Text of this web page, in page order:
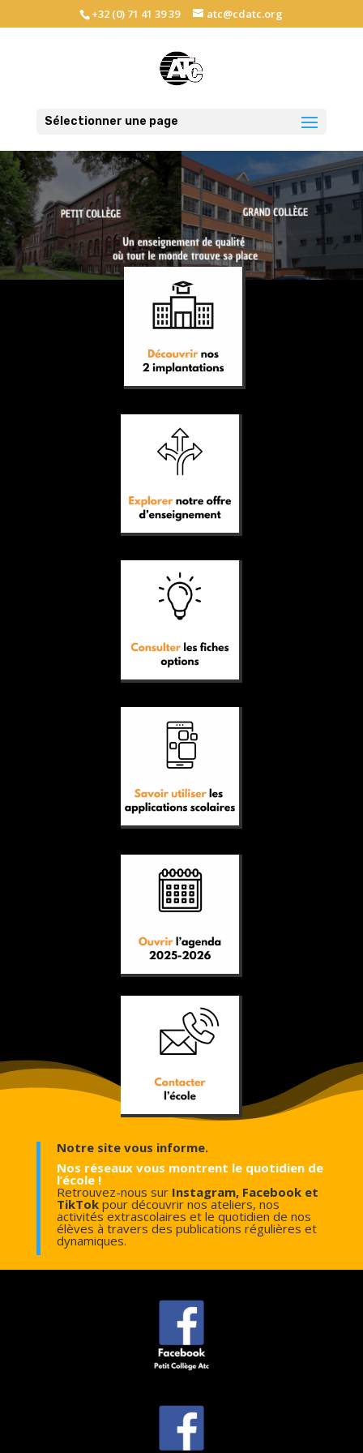
+32 (0) 71 41 39 39 atc@cdatc.org
Sélectionner une page
Notre site vous informe.
Nos réseaux vous montrent le quotidien de
l’école !
Retrouvez-nous sur Instagram, Facebook et
TikTokpour découvrir nos ateliers, nos
activités extrascolaires et le quotidien de nos
élèves à travers des publications régulières et
dynamiques.